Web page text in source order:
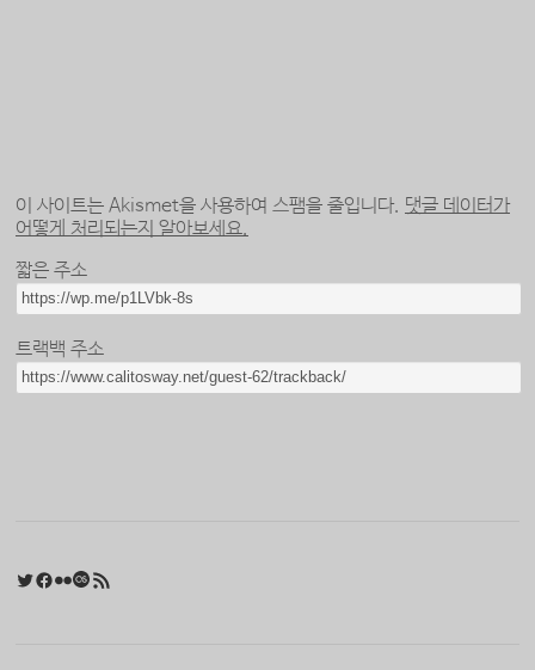
이 사이트는 Akismet을 사용하여 스팸을 줄입니다. 댓글 데이터가
어떻게 처리되는지 알아보세요.
짧은 주소
트랙백 주소
Twitter
Facebook
FlickrLast.fm